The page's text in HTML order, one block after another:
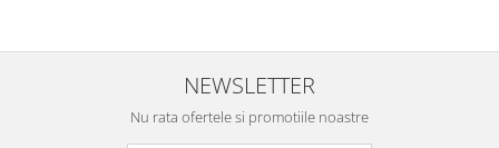
NEWSLETTER
Nu rata ofertele si promotiile noastre